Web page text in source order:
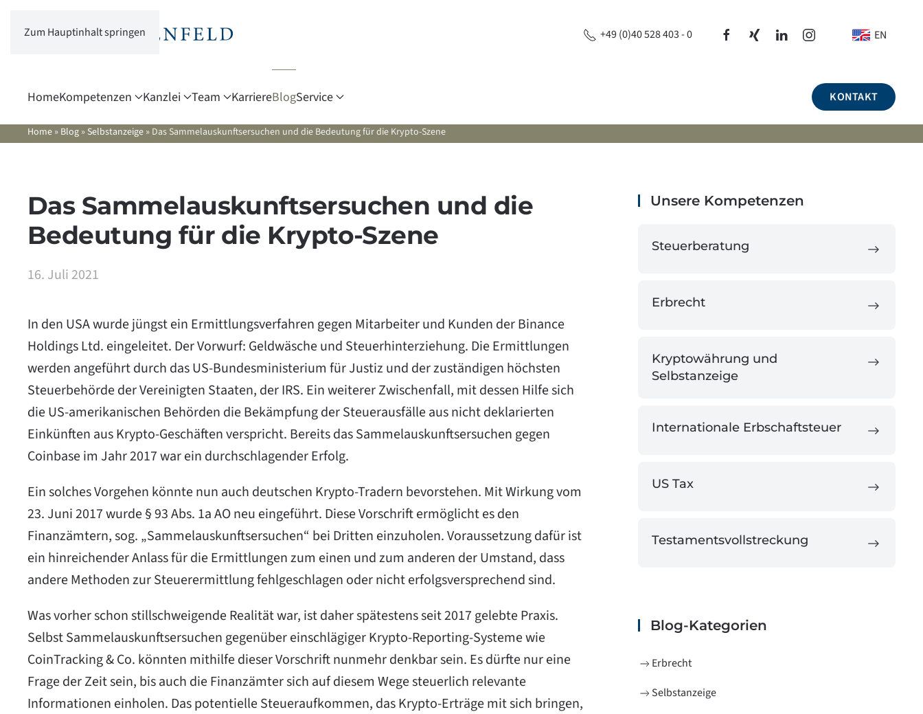
Zum Hauptinhalt springen +49 (0)40 528 403 - 0 EN
HomeKompetenzen Kanzlei Team KarriereBlogService KONTAKT
Home » Blog » Selbstanzeige » Das Sammelauskunftsersuchen und die Bedeutung für die Krypto-Szene
Das Sammelauskunftsersuchen und die
Bedeutung für die Krypto-Szene
16. Juli 2021
In den USA wurde jüngst ein Ermittlungsverfahren gegen Mitarbeiter und Kunden der Binance
Holdings Ltd. eingeleitet. Der Vorwurf: Geldwäsche und Steuerhinterziehung. Die Ermittlungen
werden angeführt durch das US-Bundesministerium für Justiz und der zuständigen höchsten
Steuerbehörde der Vereinigten Staaten, der IRS. Ein weiterer Zwischenfall, mit dessen Hilfe sich
die US-amerikanischen Behörden die Bekämpfung der Steuerausfälle aus nicht deklarierten
Einkünften aus Krypto-Geschäften verspricht. Bereits das Sammelauskunftsersuchen gegen
Coinbase im Jahr 2017 war ein durchschlagender Erfolg.
Ein solches Vorgehen könnte nun auch deutschen Krypto-Tradern bevorstehen. Mit Wirkung vom
23. Juni 2017 wurde § 93 Abs. 1a AO neu eingeführt. Diese Vorschrift ermöglicht es den
Finanzämtern, sog. „Sammelauskunftsersuchen“ bei Dritten einzuholen. Voraussetzung dafür ist
ein hinreichender Anlass für die Ermittlungen zum einen und zum anderen der Umstand, dass
andere Methoden zur Steuerermittlung fehlgeschlagen oder nicht erfolgsversprechend sind.
Was vorher schon stillschweigende Realität war, ist daher spätestens seit 2017 gelebte Praxis.
Selbst Sammelauskunftsersuchen gegenüber einschlägiger Krypto-Reporting-Systeme wie
CoinTracking& Co. könnten mithilfe dieser Vorschrift nunmehr denkbar sein. Es dürfte nur eine
Frage der Zeit sein, bis auch die Finanzämter sich auf diesem Wege steuerlich relevante
Informationen einholen. Das potentielle Steueraufkommen, das Krypto-Erträge mit sich bringen,
Unsere Kompetenzen
Steuerberatung
Erbrecht
Kryptowährung und
Selbstanzeige
Internationale Erbschaftsteuer
US Tax
Testamentsvollstreckung
Blog-Kategorien
Erbrecht
Selbstanzeige